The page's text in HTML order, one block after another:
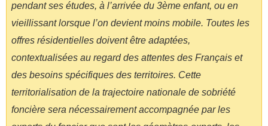
pendant ses études, à l’arrivée du 3ème enfant, ou en
vieillissant lorsque l’on devient moins mobile. Toutes les
offres résidentielles doivent être adaptées,
contextualisées au regard des attentes des Français et
des besoins spécifiques des territoires. Cette
territorialisation de la trajectoire nationale de sobriété
foncière sera nécessairement accompagnée par les